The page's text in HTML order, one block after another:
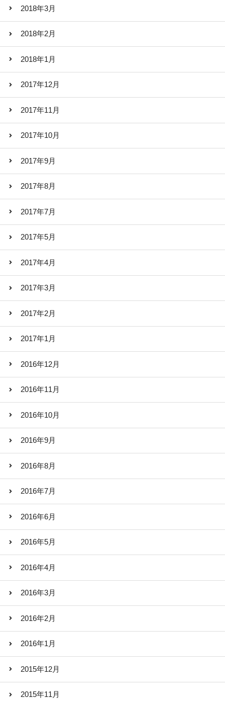
2018年3月
2018年2月
2018年1月
2017年12月
2017年11月
2017年10月
2017年9月
2017年8月
2017年7月
2017年5月
2017年4月
2017年3月
2017年2月
2017年1月
2016年12月
2016年11月
2016年10月
2016年9月
2016年8月
2016年7月
2016年6月
2016年5月
2016年4月
2016年3月
2016年2月
2016年1月
2015年12月
2015年11月